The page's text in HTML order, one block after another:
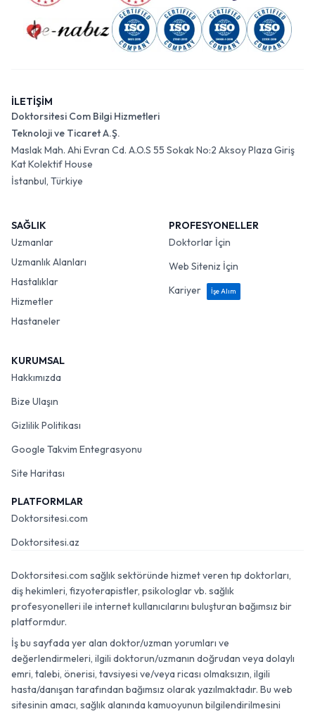
İLETİŞİM
Doktorsitesi Com Bilgi Hizmetleri
Teknoloji ve Ticaret A.Ş.
Maslak Mah. Ahi Evran Cd. A.O.S 55 Sokak No:2 Aksoy Plaza Giriş
Kat Kolektif House
İstanbul, Türkiye
SAĞLIK
Uzmanlar
Uzmanlık Alanları
Hastalıklar
Hizmetler
Hastaneler
PROFESYONELLER
Doktorlar İçin
Web Siteniz İçin
Kariyer
İşe Alım
KURUMSAL
Hakkımızda
Bize Ulaşın
Gizlilik Politikası
Google Takvim Entegrasyonu
Site Haritası
PLATFORMLAR
Doktorsitesi.com
Doktorsitesi.az
Doktorsitesi.com sağlık sektöründe hizmet veren tıp doktorları,
diş hekimleri, fizyoterapistler, psikologlar vb. sağlık
profesyonelleri ile internet kullanıcılarını buluşturan bağımsız bir
platformdur.
İş bu sayfada yer alan doktor/uzman yorumları ve
değerlendirmeleri, ilgili doktorun/uzmanın doğrudan veya dolaylı
emri, talebi, önerisi, tavsiyesi ve/veya ricası olmaksızın, ilgili
hasta/danışan tarafından bağımsız olarak yazılmaktadır. Bu web
sitesinin amacı, sağlık alanında kamuoyunun bilgilendirilmesini